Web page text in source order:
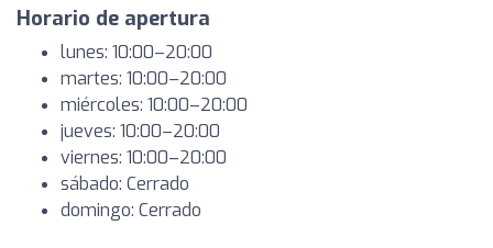
Horario de apertura
lunes: 10:00–20:00
martes: 10:00–20:00
miércoles: 10:00–20:00
jueves: 10:00–20:00
viernes: 10:00–20:00
sábado: Cerrado
domingo: Cerrado